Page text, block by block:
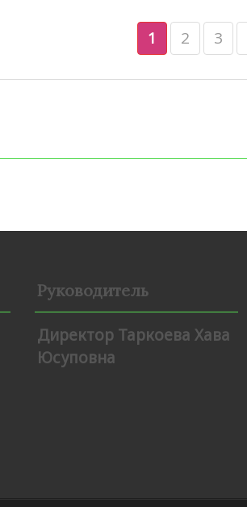
1 2 3
Руководитель
Директор Таркоева Хава
Юсуповна